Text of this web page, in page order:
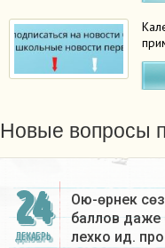
Новые вопросы
24
ДЕКАБРЬ
Ою-өрнек
баллов даже
лехко ид.